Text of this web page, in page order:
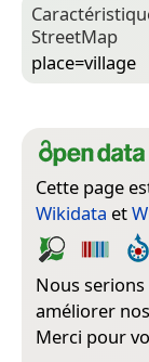
Street­Map
place=­village
Cette page
Wikidata et
Nous
améliorer
Merci pour